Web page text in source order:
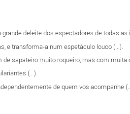
deleite dos espectadores de todas
e transforma-a num espetáculo louco (...).
sapateiro muito roqueiro, mas com
(...).
de quem vos acompanhe